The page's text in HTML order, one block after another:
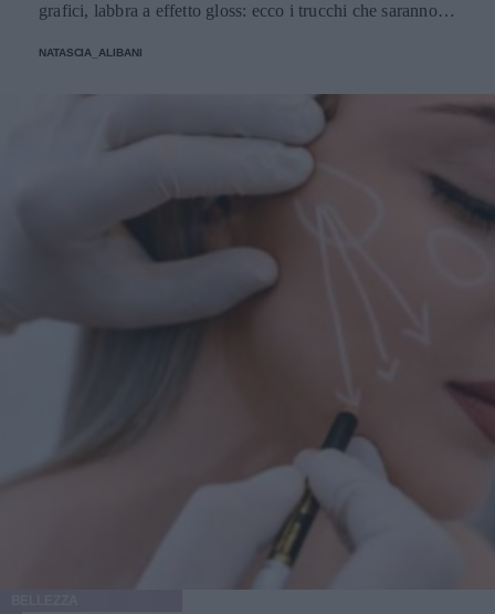
grafici, labbra a effetto gloss: ecco i trucchi che saranno
NATASCIA_ALIBANI